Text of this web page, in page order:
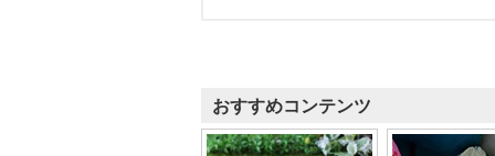
おすすめコンテンツ